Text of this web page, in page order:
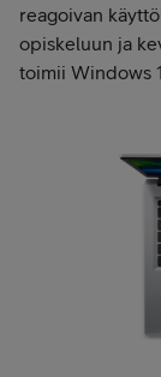
reagoivan
opiskeluun ja
toimii Windows